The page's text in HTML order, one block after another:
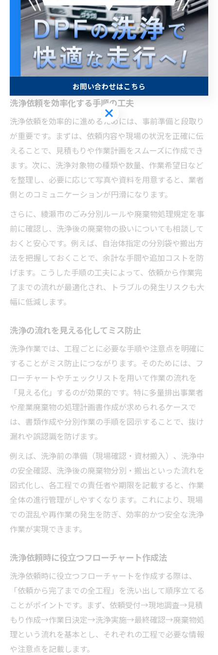
られます。たとえば、依頼受付から現地確認、洗浄作
業、廃棄物分別、最終確認までの流れを一目で把握で
き、各工程で必要な準備や注意事項も明確になります。
これにより、作業時間の短縮と効率化を同時に実現でき
るのです。
洗浄依頼を効率化する手順の工夫
洗浄依頼を効率的に進めるためには、事前準備と段取り
が重要です。まずは、依頼内容や現場の状況を正確に伝
えることで、見積もりや作業計画をスムーズに作成でき
ます。次に、洗浄対象物の種類や数量、作業希望日など
を整理し、必要に応じて写真や資料を用意すると、業者
側とのコミュニケーションが円滑になります。
さらに、綾瀬市のごみ分別ルールや廃棄物処理規定を事
前に確認し、洗浄後の廃棄物の扱いについても相談して
おくと安心です。例えば、自治体指定の分別袋や搬出方
法を把握しておくことで、余計な手間や追加コストを防
げます。こうした手順の工夫によって、依頼から作業完
了までの流れが最適化され、トラブルの発生リスクも大
幅に低減します。
洗浄の流れを見える化してミス防止
洗浄作業では、工程ごとに必要な手順や注意点を明確に
することがミス防止につながります。そのためには、フ
ローチャートやチェックリストを用いて作業の流れを
「見える化」するのが効果的です。特に多量排出事業者
や産業廃棄物の処理計画書作成が求められるケースで
は、書類作成や分別作業の手順を図示することで、抜け
漏れや誤認識を防げます。
例えば、洗浄前の準備（現場確認・資材搬入）、洗浄中
の安全確認、洗浄後の廃棄物分別・搬出といった流れを
図式化し、各工程での責任者や期限を記載すると、作業
全体の進行管理がしやすくなります。これにより、現場
での混乱や再作業の発生を防ぎ、効率的かつ安全な洗浄
作業が実現できます。
洗浄依頼時に役立つフローチャート作成法
洗浄依頼時に役立つフローチャートを作成する際は、
「依頼から完了までの全工程」を洗い出して順序立てる
ことがポイントです。まず、依頼受付→現地調査→見積
もり作成→作業日決定→洗浄実施→最終確認→廃棄物処
理という流れを基本とし、それぞれの工程で必要な情報
や注意点を記載します。
お問い合わせはこちら
お問い合わせはこちら